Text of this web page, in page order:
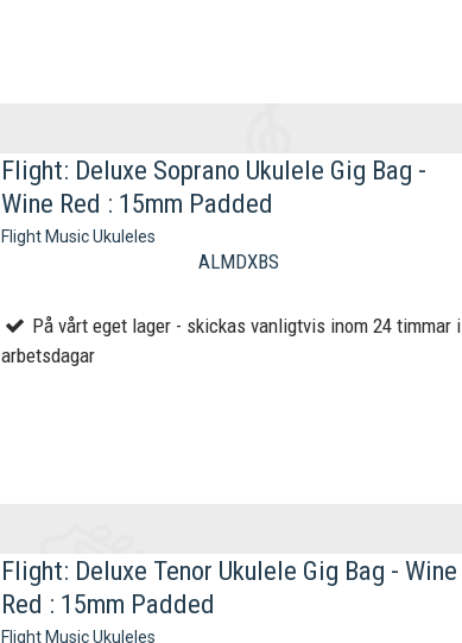
Flight: Deluxe Soprano Ukulele Gig Bag -
Wine Red : 15mm Padded
Flight Music Ukuleles
ALMDXBS
På vårt eget lager - skickas vanligtvis inom 24 timmar i
arbetsdagar
Flight: Deluxe Tenor Ukulele Gig Bag - Wine
Red : 15mm Padded
Flight Music Ukuleles